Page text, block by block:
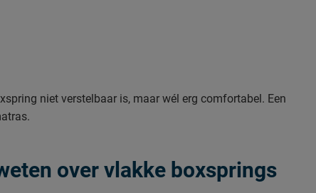
niet verstelbaar is, maar wél erg comfortabel. Een
over vlakke boxsprings